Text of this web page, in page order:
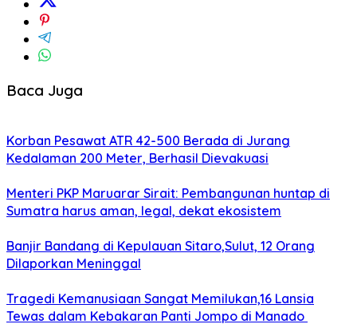
Baca Juga
Korban Pesawat ATR 42-500 Berada di Jurang
Kedalaman 200 Meter, Berhasil Dievakuasi
Menteri PKP Maruarar Sirait: Pembangunan huntap di
Sumatra harus aman, legal, dekat ekosistem
Banjir Bandang di Kepulauan Sitaro,Sulut, 12 Orang
Dilaporkan Meninggal
Tragedi Kemanusiaan Sangat Memilukan,16 Lansia
Tewas dalam Kebakaran Panti Jompo di Manado